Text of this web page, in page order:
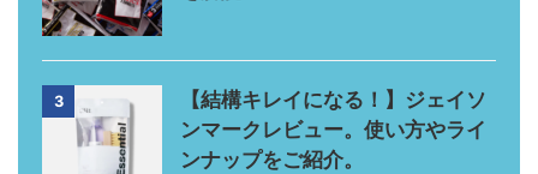
3
【結構キレイになる！】ジェイソ
ンマークレビュー。使い方やライ
ンナップをご紹介。